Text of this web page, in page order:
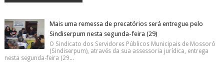
Mais uma remessa de precatórios será entregue pelo
Sindiserpum nesta segunda-feira (29)
O Sindicato dos Servidores Públicos Municipais de Mossoró
(Sindiserpum), através da sua assessoria jurídica, entrega
nesta segunda-feira (29...